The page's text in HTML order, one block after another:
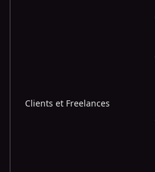
Clients et Freelances